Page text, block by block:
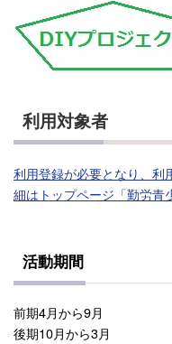
利用対象者
利用登録が必要となり、利
細はトップページ「勤労青
活動期間
前期4月から9月
後期10月から3月